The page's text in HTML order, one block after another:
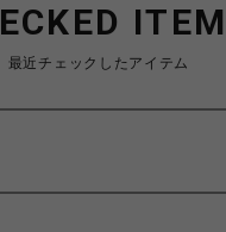
最近チェックしたアイテム